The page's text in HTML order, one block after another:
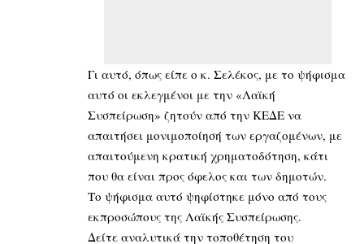
Γι αυτό, όπως είπε ο κ. Σελέκος, με το ψήφισμα
αυτό οι εκλεγμένοι με την «Λαϊκή
Συσπείρωση» ζητούν από την ΚΕΔΕ να
απαιτήσει μονιμοποίησή των εργαζομένων, με
απαιτούμενη κρατική χρηματοδότηση, κάτι
που θα είναι προς όφελος και των δημοτών.
Το ψήφισμα αυτό ψηφίστηκε μόνο από τους
εκπροσώπους της Λαϊκής Συσπείρωσης.
Δείτε αναλυτικά την τοποθέτηση του